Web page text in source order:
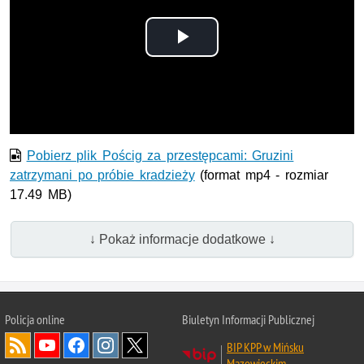
Odtwórz
Pobierz plik Pościg za przestępcami: Gruzini
zatrzymani po próbie kradzieży(format mp4 - rozmiar
17.49 MB)
↓ Pokaż informacje dodatkowe ↓
Policja online
Biuletyn Informacji Publicznej
BIP KPP w Mińsku